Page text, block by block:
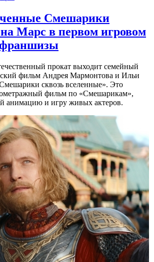
Смешарики
Марс в первом игровом
прокат выходит семейный
фильм Андрея Мармонтова и Ильи
сквозь вселенные». Это
фильм по «Смешарикам»,
анимацию и игру живых актеров.